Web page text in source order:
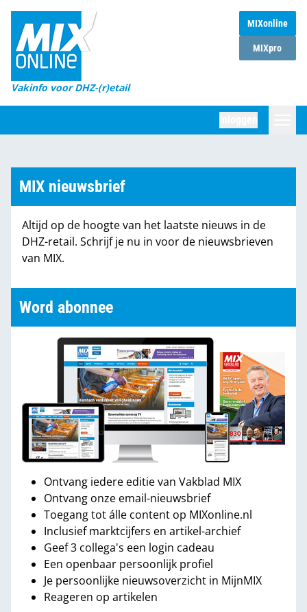
MIXonline
MIXpro
Vakinfo voor DHZ-(r)etail
Home
Magazines
DHZ Sessie
Marktcijfers
Partners
MIX nieuwsbrief
Altijd op de hoogte van het laatste nieuws in de
DHZ-retail. Schrijf je nu in voor de nieuwsbrieven
van MIX.
Word abonnee
Ontvang iedere editie van Vakblad MIX
Ontvang onze email-nieuwsbrief
Toegang tot álle content op MIXonline.nl
Inclusief marktcijfers en artikel-archief
Geef 3 collega's een login cadeau
Een openbaar persoonlijk profiel
Je persoonlijke nieuwsoverzicht in MijnMIX
Reageren op artikelen